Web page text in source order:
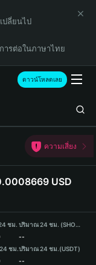
ปลี่ยนไป
ารต่อในภาษาไทย
ดาวน์โหลดเลย
ความเสี่ยง
USD
ชม.
ชม.
ปริมาณ 24 ชม. (SHOGUN)
--
ปริมาณ 24 ชม.(USDT)
--